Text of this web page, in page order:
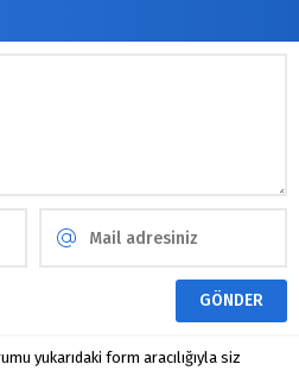
yukarıdaki form aracılığıyla siz